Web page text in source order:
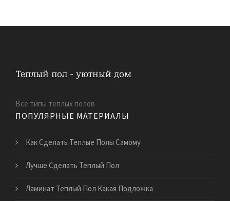
Все типы теплых полов
ПОПУЛЯРНЫЕ МАТЕРИАЛЫ
Как Сделать Теплые Полы Самому
Лучше Сделать Теплый Пол
Ламинат Теплый Пол Какая Подложка